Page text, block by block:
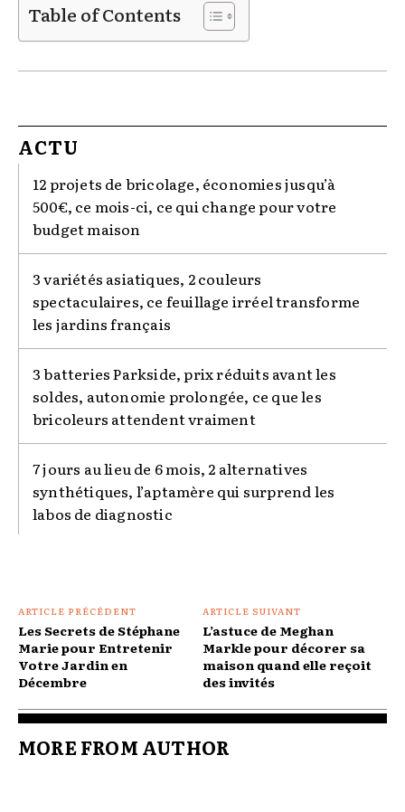
Table of Contents
ACTU
12 projets de bricolage, économies jusqu’à
500€, ce mois-ci, ce qui change pour votre
budget maison
3 variétés asiatiques, 2 couleurs
spectaculaires, ce feuillage irréel transforme
les jardins français
3 batteries Parkside, prix réduits avant les
soldes, autonomie prolongée, ce que les
bricoleurs attendent vraiment
7 jours au lieu de 6 mois, 2 alternatives
synthétiques, l’aptamère qui surprend les
labos de diagnostic
ARTICLE PRÉCÉDENT
Les Secrets de Stéphane
Marie pour Entretenir
Votre Jardin en
Décembre
ARTICLE SUIVANT
L’astuce de Meghan
Markle pour décorer sa
maison quand elle reçoit
des invités
MORE FROM AUTHOR